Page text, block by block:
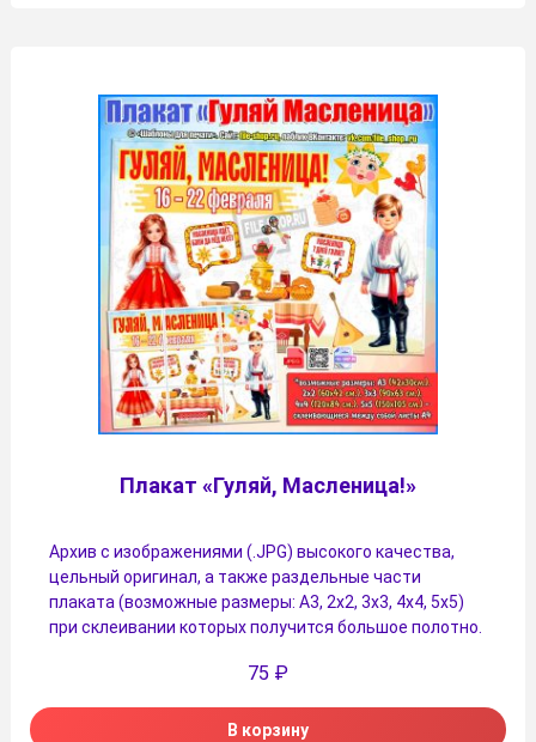
Плакат «Гуляй, Масленица!»
Архив с изображениями (.JPG) высокого качества,
цельный оригинал, а также раздельные части
плаката (возможные размеры: А3, 2х2, 3х3, 4х4, 5х5)
при склеивании которых получится большое полотно.
75 ₽
В корзину